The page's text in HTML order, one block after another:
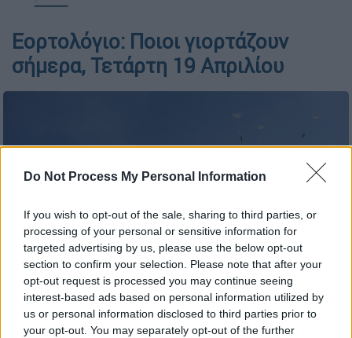
Do Not Process My Personal Information
If you wish to opt-out of the sale, sharing to third parties, or
processing of your personal or sensitive information for
targeted advertising by us, please use the below opt-out
section to confirm your selection. Please note that after your
opt-out request is processed you may continue seeing
interest-based ads based on personal information utilized by
us or personal information disclosed to third parties prior to
your opt-out. You may separately opt-out of the further
Εορτολόγιο: Ποιοι γιορτάζουν
σήμερα, Τετάρτη 19 Απριλίου
Λουλούδι (Pixabay)